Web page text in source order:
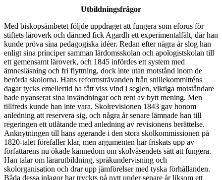
Utbildningsfrågor
Med biskopsämbetet följde uppdraget att fungera som eforus för
stiftets läroverk och därmed fick Agardh ett experimentalfält, där han
kunde pröva sina pedagogiska idéer. Redan efter några år slog han
enligt sina principer samman lärdomsskolan och apologistskolan till
ett gemensamt läroverk, och 1845 infördes ett system med
ämnesläsning och fri flyttning, dock inte utan motstånd inom de
berörda skolorna. Hans reformsträvanden från snillekommitténs
dagar tycks emellertid ha fått viss vind i seglen, viktiga motståndare
hade nyanserat sina invändningar och rent av bytt mening. Men
tillfreds kunde han inte vara. Skolrevisionen 1843 gav honom
anledning att reservera sig, och några år senare lämnade han till
regeringen ett utlåtande med anledning av revisionens berättelse.
Anknytningen till hans agerande i den stora skolkommissionen på
1820-talet förefaller klar, men argumenten har friskats upp av
författarens nu ökade kännedom om skolväsendets sätt att fungera.
Han talar om lärarutbildning, språkundervisning och
skolorganisation och drar upp jämförelser med tyska förhållanden.
Båda dessa inlagor har tryckts på nytt under senare år liksom ett